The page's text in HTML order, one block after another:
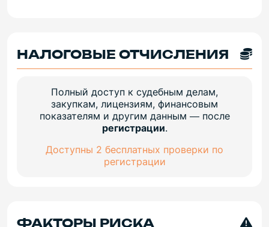
НАЛОГОВЫЕ ОТЧИСЛЕНИЯ
Полный доступ к судебным делам,
закупкам, лицензиям, финансовым
показателям и другим данным — после
регистрации.
Доступны 2 бесплатных проверки по
регистрации
ФАКТОРЫ РИСКА